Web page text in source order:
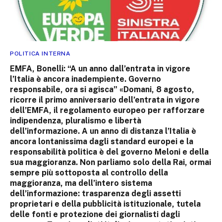
POLITICA INTERNA
EMFA, Bonelli: “A un anno dall’entrata in vigore
l’Italia è ancora inadempiente. Governo
responsabile, ora si agisca” «Domani, 8 agosto,
ricorre il primo anniversario dell’entrata in vigore
dell’EMFA, il regolamento europeo per rafforzare
indipendenza, pluralismo e libertà
dell’informazione. A un anno di distanza l’Italia è
ancora lontanissima dagli standard europei e la
responsabilità politica è del governo Meloni e della
sua maggioranza. Non parliamo solo della Rai, ormai
sempre più sottoposta al controllo della
maggioranza, ma dell’intero sistema
dell’informazione: trasparenza degli assetti
proprietari e della pubblicità istituzionale, tutela
delle fonti e protezione dei giornalisti dagli